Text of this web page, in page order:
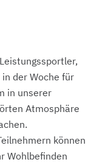
der Woche für
in unserer
Atmosphäre
können
Wohlbefinden